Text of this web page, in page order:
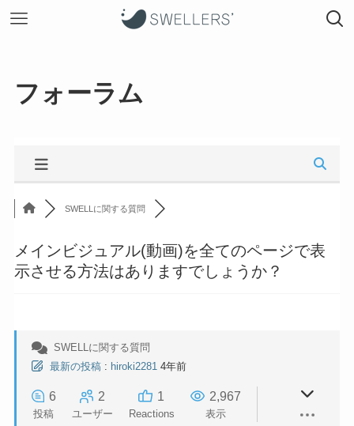
フォーラム
SWELLに関する質問
メインビジュアル(動画)を全てのページで表
示させる方法はありますでしょうか？
SWELLに関する質問
最新の投稿 : hiroki2281 4年前
6
投稿
2
ユーザー
1
Reactions
2,967
表示